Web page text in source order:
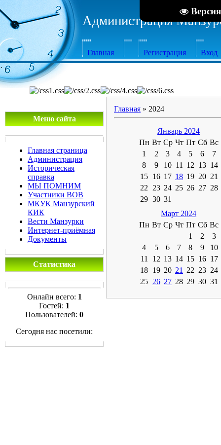
Администрация
Главная Регистрация
Вход
·
Меню сайта
Главная страница
Администрация
Историческая
справка
МЫ ПОМНИМ
Участники ВОВ
МКУК Манзурский
КИК
Вести Манзурки
Интернет-приёмная
Документы
Статистика
Онлайн всего: 1
Гостей: 1
Пользователей: 0
Сегодня нас посетили:
Главная » 2024
Январь 2024
Пн Вт Ср Чт Пт Сб Вс
1
2 3 4 5 6
7
8
9 10 11 12 13 14
15 16 17 18 19 20 21
22
23 24 25 26 27 28
29 30 31
Март 2024
Пн Вт Ср Чт Пт Сб Вс
1
2
3
4
5 6 7 8 9
10
11
12 13 14 15 16 17
18 19 20 21 22 23 24
25 26 27 28 29 30 31